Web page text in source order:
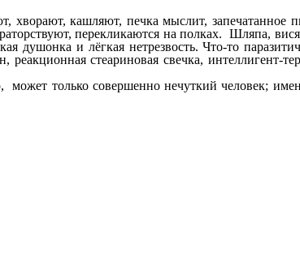
кашляют, печка мыслит, запечатанное
перекликаются на полках. Шляпа,
душонка и лёгкая нетрезвость. Что-то
реакционная стеариновая свечка,
только совершенно нечуткий человек;